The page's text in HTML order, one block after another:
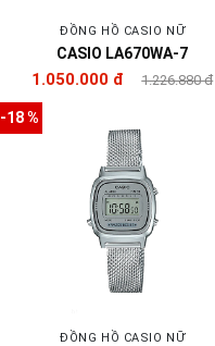
ĐỒNG HỒ CASIO NỮ
CASIO LA670WA-7
1.050.000 đ 1.226.880 đ
-18 %
ĐỒNG HỒ CASIO NỮ